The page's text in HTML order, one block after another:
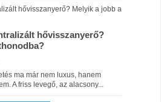
hővisszanyerő?
ma már nem luxus, hanem
A friss levegő, az alacsony...